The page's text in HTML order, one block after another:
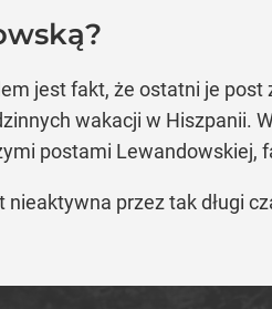
jest fakt, że ostatni je
wakacji w Hiszpanii.
postami Lewandowskiej,
przez tak długi